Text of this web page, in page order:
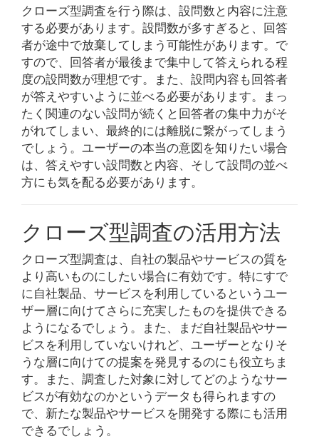
クローズ型調査を行う際は、設問数と内容に注意
する必要があります。設問数が多すぎると、回答
者が途中で放棄してしまう可能性があります。で
すので、回答者が最後まで集中して答えられる程
度の設問数が理想です。また、設問内容も回答者
が答えやすいように並べる必要があります。まっ
たく関連のない設問が続くと回答者の集中力がそ
がれてしまい、最終的には離脱に繋がってしまう
でしょう。ユーザーの本当の意図を知りたい場合
は、答えやすい設問数と内容、そして設問の並べ
方にも気を配る必要があります。
クローズ型調査の活用方法
クローズ型調査は、自社の製品やサービスの質を
より高いものにしたい場合に有効です。特にすで
に自社製品、サービスを利用しているというユー
ザー層に向けてさらに充実したものを提供できる
ようになるでしょう。また、まだ自社製品やサー
ビスを利用していないけれど、ユーザーとなりそ
うな層に向けての提案を発見するのにも役立ちま
す。また、調査した対象に対してどのようなサー
ビスが有効なのかというデータも得られますの
で、新たな製品やサービスを開発する際にも活用
できるでしょう。